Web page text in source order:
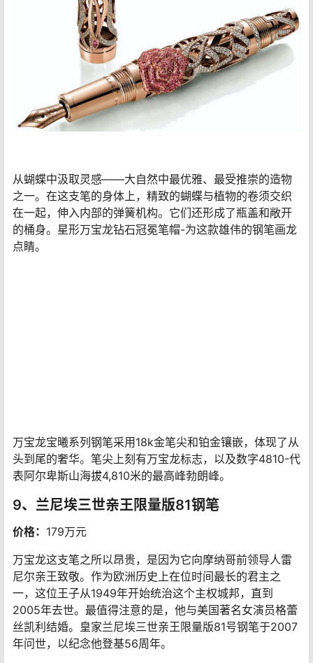
从蝴蝶中汲取灵感——大自然中最优雅、最受推崇的造物
之一。在这支笔的身体上，精致的蝴蝶与植物的卷须交织
在一起，伸入内部的弹簧机构。它们还形成了瓶盖和敞开
的桶身。星形万宝龙钻石冠冕笔帽-为这款雄伟的钢笔画龙
点睛。
头到尾的奢华。笔尖上刻有万宝龙标志，以及数字4810-代
表阿尔卑斯山海拔4,810米的最高峰勃朗峰。
9、兰尼埃三世亲王限量版81钢笔
价格： 179万元